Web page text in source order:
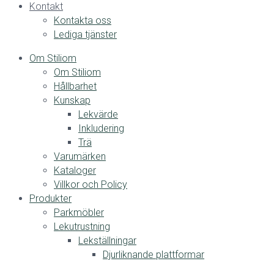
Kontakt
Kontakta oss
Lediga tjänster
Om Stiliom
Om Stiliom
Hållbarhet
Kunskap
Lekvärde
Inkludering
Trä
Varumärken
Kataloger
Villkor och Policy
Produkter
Parkmöbler
Lekutrustning
Lekställningar
Djurliknande plattformar